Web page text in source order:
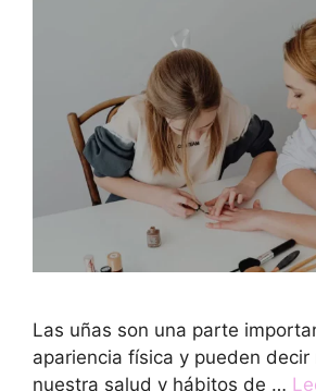
Las uñas son una parte
apariencia física y pueden decir
nuestra salud y hábitos de …